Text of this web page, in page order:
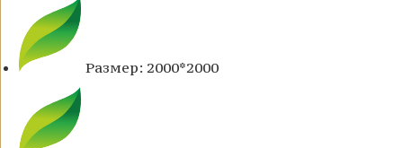
Размер: 2000*2000